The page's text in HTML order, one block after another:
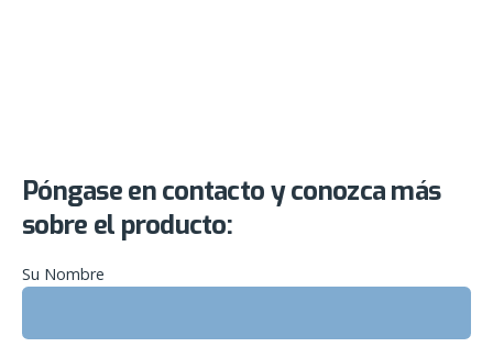
Póngase en contacto y conozca más
sobre el producto:
Su Nombre